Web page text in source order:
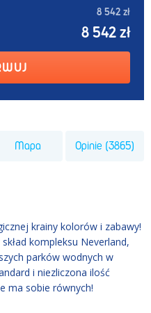
8 542 zł
8 542 zł
Mapa Opinie (3865)
krainy kolorów i zabawy!
kompleksu Neverland,
parków wodnych w
i niezliczona ilość
ma sobie równych!